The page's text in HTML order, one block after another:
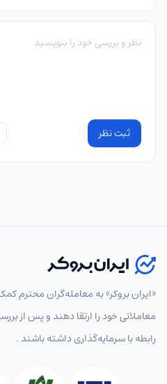
ثبت نظر
«ایران بروکر» به معامله‌گران محترم
معاملاتی خود را ارتقا دهند و پس از
رابطه با سرمایه‌گذاری داشته باشند .